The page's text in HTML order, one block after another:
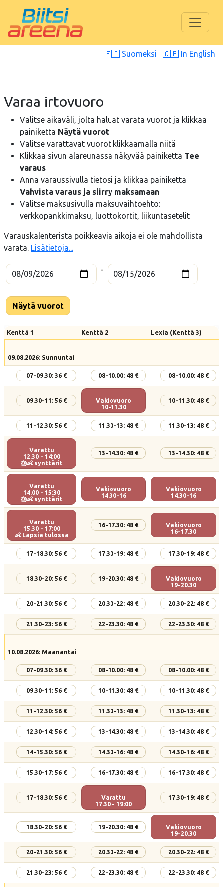
🇫🇮 Suomeksi 🇬🇧 In English
Varaa irtovuoro
Valitse aikaväli, jolta haluat varata vuorot ja klikkaa
painiketta Näytä vuorot
Valitse varattavat vuorot klikkaamalla niitä
Klikkaa sivun alareunassa näkyvää painiketta Tee
varaus
Anna varaussivulla tietosi ja klikkaa painiketta
Vahvista varaus ja siirry maksamaan
Valitse maksusivulla maksuvaihtoehto:
verkkopankkimaksu, luottokortit, liikuntasetelit
Varauskalenterista poikkeavia aikoja ei ole mahdollista
varata. Lisätietoja...
-
Näytä vuorot
Kenttä 1 Kenttä 2 Lexia (Kenttä 3)
09.08.2026: Sunnuntai
07-09.30: 36 € 08-10.00: 48 € 08-10.00: 48 €
09.30-11: 56 €
Vakiovuoro
10-11.30
10-11.30: 48 €
11-12.30: 56 € 11.30-13: 48 € 11.30-13: 48 €
Varattu
12.30 - 14:00
🎂👶 synttärit
13-14.30: 48 € 13-14.30: 48 €
Varattu
14.00 - 15:30
🎂👶 synttärit
Vakiovuoro
14.30-16
Vakiovuoro
14.30-16
Varattu
15.30 - 17:00
👶 Lapsia tulossa
16-17.30: 48 €
Vakiovuoro
16-17.30
17-18.30: 56 € 17.30-19: 48 € 17.30-19: 48 €
18.30-20: 56 € 19-20.30: 48 €
Vakiovuoro
19-20.30
20-21.30: 56 € 20.30-22: 48 € 20.30-22: 48 €
21.30-23: 56 € 22-23.30: 48 € 22-23.30: 48 €
10.08.2026: Maanantai
07-09.30: 36 € 08-10.00: 48 € 08-10.00: 48 €
09.30-11: 56 € 10-11.30: 48 € 10-11.30: 48 €
11-12.30: 56 € 11.30-13: 48 € 11.30-13: 48 €
12.30-14: 56 € 13-14.30: 48 € 13-14.30: 48 €
14-15.30: 56 € 14.30-16: 48 € 14.30-16: 48 €
15.30-17: 56 € 16-17.30: 48 € 16-17.30: 48 €
17-18.30: 56 €
Varattu
17.30 - 19:00
17.30-19: 48 €
18.30-20: 56 € 19-20.30: 48 €
Vakiovuoro
19-20.30
20-21.30: 56 € 20.30-22: 48 € 20.30-22: 48 €
21.30-23: 56 € 22-23.30: 48 € 22-23.30: 48 €